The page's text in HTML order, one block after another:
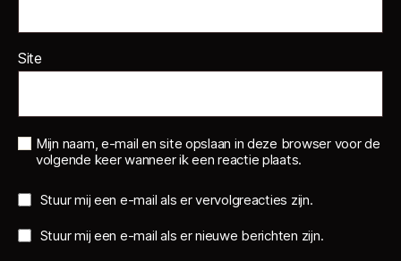
Site
Mijn naam, e-mail en site opslaan in deze browser voor de
volgende keer wanneer ik een reactie plaats.
Stuur mij een e-mail als er vervolgreacties zijn.
Stuur mij een e-mail als er nieuwe berichten zijn.